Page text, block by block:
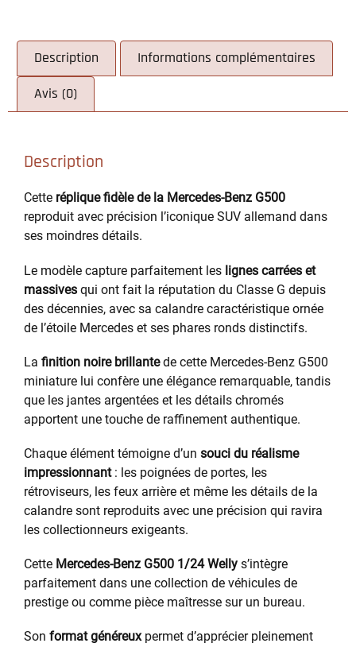
Description Informations complémentaires
Avis (0)
Description
Cette réplique fidèle de la Mercedes-Benz G500
reproduit avec précision l’iconique SUV allemand dans
ses moindres détails.
Le modèle capture parfaitement les lignes carrées et
massives qui ont fait la réputation du Classe G depuis
des décennies, avec sa calandre caractéristique ornée
de l’étoile Mercedes et ses phares ronds distinctifs.
La finition noire brillantede cette Mercedes-Benz G500
miniature lui confère une élégance remarquable, tandis
que les jantes argentées et les détails chromés
apportent une touche de raffinement authentique.
Chaque élément témoigne d’un souci du réalisme
impressionnant: les poignées de portes, les
rétroviseurs, les feux arrière et même les détails de la
calandre sont reproduits avec une précision qui ravira
les collectionneurs exigeants.
Cette Mercedes-Benz G500 1/24 Welly s’intègre
parfaitement dans une collection de véhicules de
prestige ou comme pièce maîtresse sur un bureau.
Son format généreuxpermet d’apprécier pleinement